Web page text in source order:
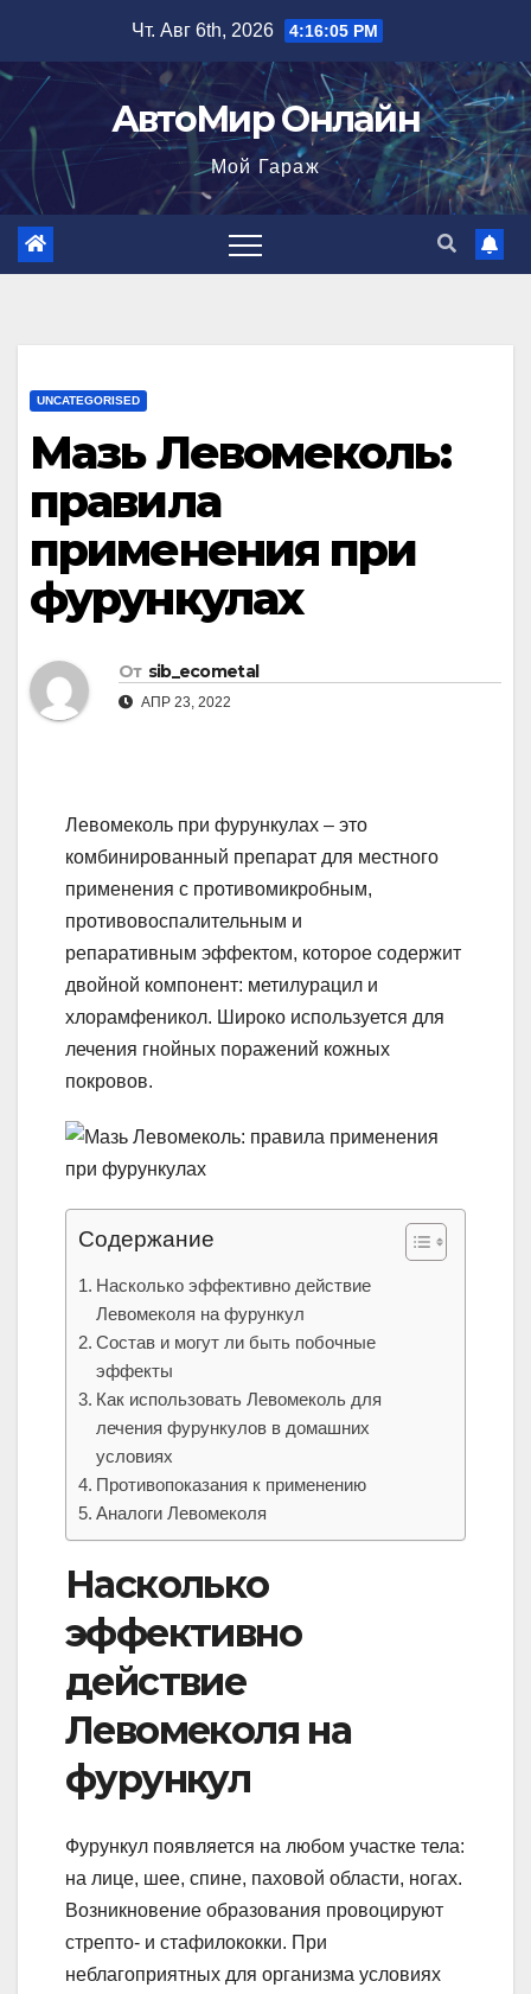
содержимому
Чт. Авг 6th, 2026 4:16:06 PM
АвтоМир Онлайн
Мой Гараж
UNCATEGORISED
Мазь Левомеколь:
правила
применения при
фурункулах
От sib_ecometal
АПР 23, 2022
Левомеколь при фурункулах – это
комбинированный препарат для местного
применения с противомикробным,
противовоспалительным и
репаративным эффектом, которое содержит
двойной компонент: метилурацил и
хлорамфеникол. Широко используется для
лечения гнойных поражений кожных
покровов.
Содержание
Насколько эффективно действие
Левомеколя на фурункул
Состав и могут ли быть побочные
эффекты
Как использовать Левомеколь для
лечения фурункулов в домашних
условиях
Противопоказания к применению
Аналоги Левомеколя
Насколько
эффективно
действие
Левомеколя на
фурункул
Фурункул появляется на любом участке тела:
на лице, шее, спине, паховой области, ногах.
Возникновение образования провоцируют
стрепто- и стафилококки. При
неблагоприятных для организма условиях